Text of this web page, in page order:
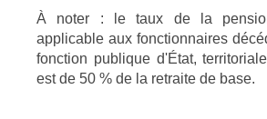
À noter : le taux de la
applicable aux fonctionnaires
fonction publique d'État,
est de 50 % de la retraite de base.